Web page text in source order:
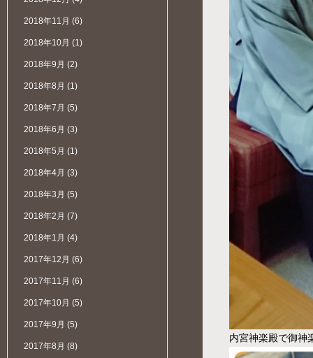
2018年11月 (6)
2018年10月 (1)
2018年9月 (2)
2018年8月 (1)
2018年7月 (5)
2018年6月 (3)
2018年5月 (1)
2018年4月 (3)
2018年3月 (5)
2018年2月 (7)
2018年1月 (4)
2017年12月 (6)
2017年11月 (6)
2017年10月 (5)
2017年9月 (5)
2017年8月 (8)
内宮神楽殿で御神